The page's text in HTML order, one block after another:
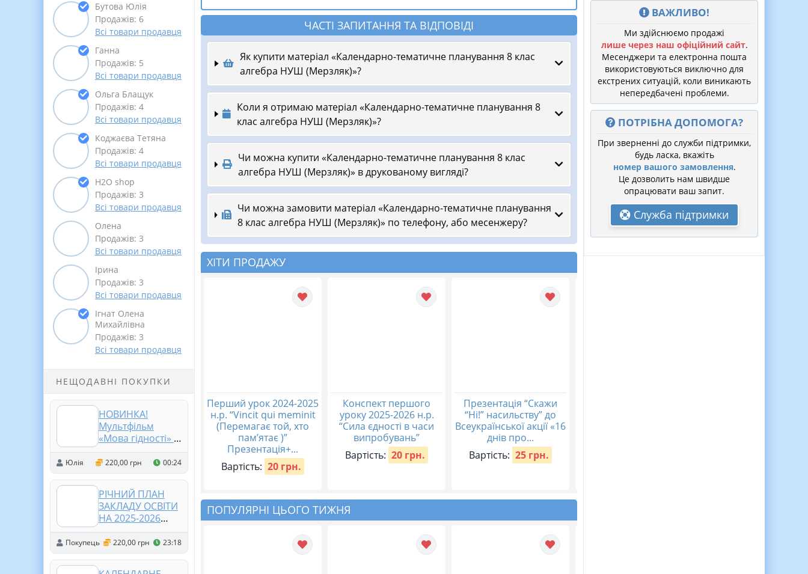
Бутова Юлія
Продажів: 6
Всі товари продавця
Ганна
Продажів: 5
Всі товари продавця
Ольга Блащук
Продажів: 4
Всі товари продавця
Коджаєва Тетяна
Продажів: 4
Всі товари продавця
Н2О shop
Продажів: 3
Всі товари продавця
Олена
Продажів: 3
Всі товари продавця
Ірина
Продажів: 3
Всі товари продавця
Ігнат Олена
Михайлівна
Продажів: 3
Всі товари продавця
НЕЩОДАВНІ ПОКУПКИ
НОВИНКА!
Мультфільм
«Мова гідності» ✨
🎬
Юлія 220,00 грн 00:24
РІЧНИЙ ПЛАН
ЗАКЛАДУ ОСВІТИ
НА 2025-2026
НАВЧАЛЬНИЙ
РІК. (відповідно
до АБЕТКИ
Покупець 220,00 грн 23:18
ЧАСТІ ЗАПИТАННЯ ТА ВІДПОВІДІ
Як купити матеріал «Календарно-тематичне планування 8 клас
алгебра НУШ (Мерзляк)»?
Коли я отримаю матеріал «Календарно-тематичне планування 8
клас алгебра НУШ (Мерзляк)»?
Чи можна купити «Календарно-тематичне планування 8 клас
алгебра НУШ (Мерзляк)» в друкованому вигляді?
Чи можна замовити матеріал «Календарно-тематичне планування
8 клас алгебра НУШ (Мерзляк)» по телефону, або месенжеру?
ХІТИ ПРОДАЖУ
Перший урок 2024-2025
н.р. “Vincit qui meminit
(Перемагає той, хто
пам’ятає )”
Презентація+...
Вартість: 20 грн.
Конспект першого
уроку 2025-2026 н.р.
“Сила єдності в часи
випробувань”
Вартість: 20 грн.
Презентація “Скажи
“Ні!” насильству” до
Всеукраїнської акції «16
днів про...
Вартість: 25 грн.
ПОПУЛЯРНІ ЦЬОГО ТИЖНЯ
ВАЖЛИВО!
Ми здійснюємо продажі
лише через наш офіційний сайт.
Месенджери та електронна пошта
використовуються виключно для
екстрених ситуацій, коли виникають
непередбачені проблеми.
ПОТРІБНА ДОПОМОГА?
При зверненні до служби підтримки,
будь ласка, вкажіть
номер вашого замовлення.
Це дозволить нам швидше
опрацювати ваш запит.
Служба підтримки